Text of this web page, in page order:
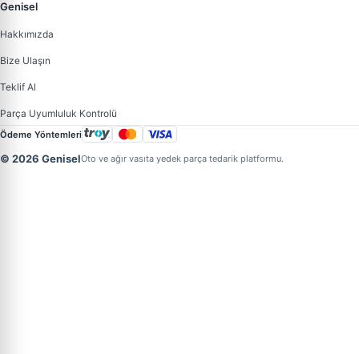
Genisel
Hakkımızda
Bize Ulaşın
Teklif Al
Parça Uyumluluk Kontrolü
Ödeme Yöntemleri
© 2026 GeniselOto ve ağır vasıta yedek parça tedarik platformu.